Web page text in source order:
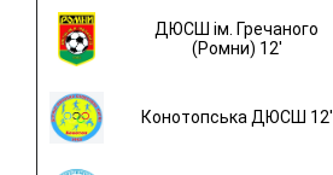
ДЮСШ ім. Гречаного
(Ромни) 12'
Конотопська ДЮСШ 12'